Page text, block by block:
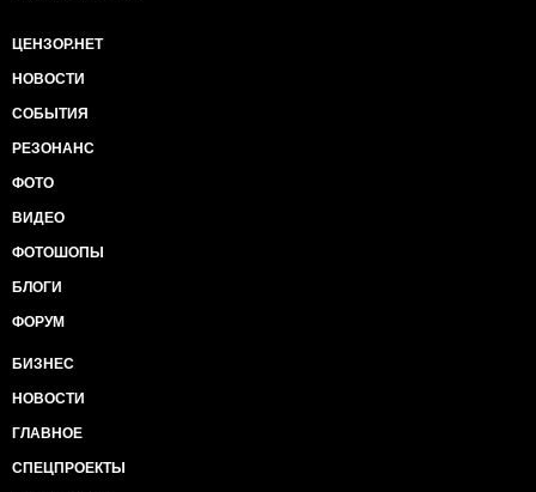
ЦЕНЗОР.НЕТ
НОВОСТИ
СОБЫТИЯ
РЕЗОНАНС
ФОТО
ВИДЕО
ФОТОШОПЫ
БЛОГИ
ФОРУМ
БИЗНЕС
НОВОСТИ
ГЛАВНОЕ
СПЕЦПРОЕКТЫ